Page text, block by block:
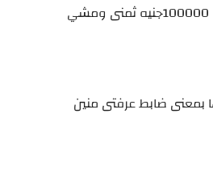
ضابط عرفتى منين